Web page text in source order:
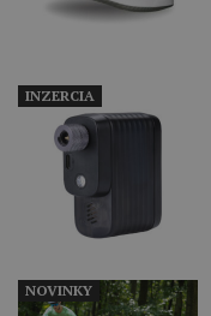
INZERCIA
NOVINKY